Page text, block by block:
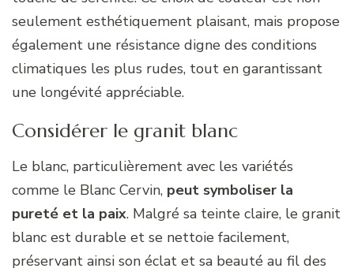
seulement esthétiquement plaisant, mais propose
également une résistance digne des conditions
climatiques les plus rudes, tout en garantissant
une longévité appréciable.
Considérer le granit blanc
Le blanc, particulièrement avec les variétés
comme le Blanc Cervin, peut symboliser la
pureté et la paix. Malgré sa teinte claire, le granit
blanc est durable et se nettoie facilement,
préservant ainsi son éclat et sa beauté au fil des